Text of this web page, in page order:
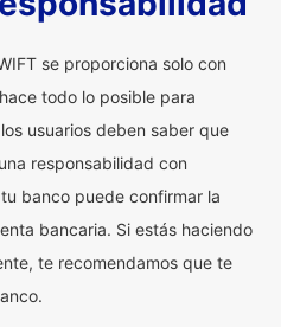
se proporciona solo con
todo lo posible para
usuarios deben saber que
responsabilidad con
banco puede confirmar la
bancaria. Si estás haciendo
te recomendamos que te